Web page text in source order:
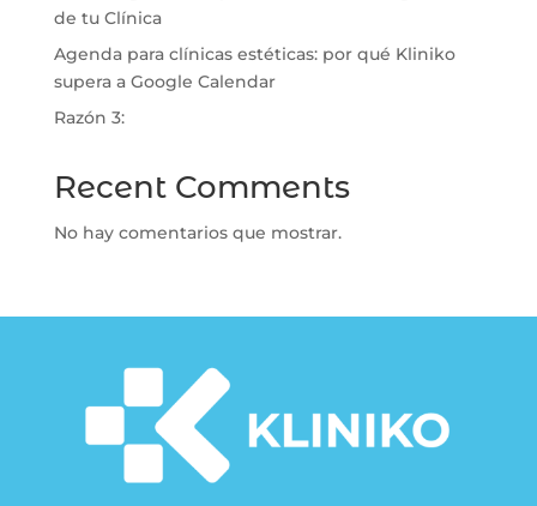
de tu Clínica
⁠Agenda para clínicas estéticas: por qué Kliniko
supera a Google Calendar
Razón 3:
Recent Comments
No hay comentarios que mostrar.